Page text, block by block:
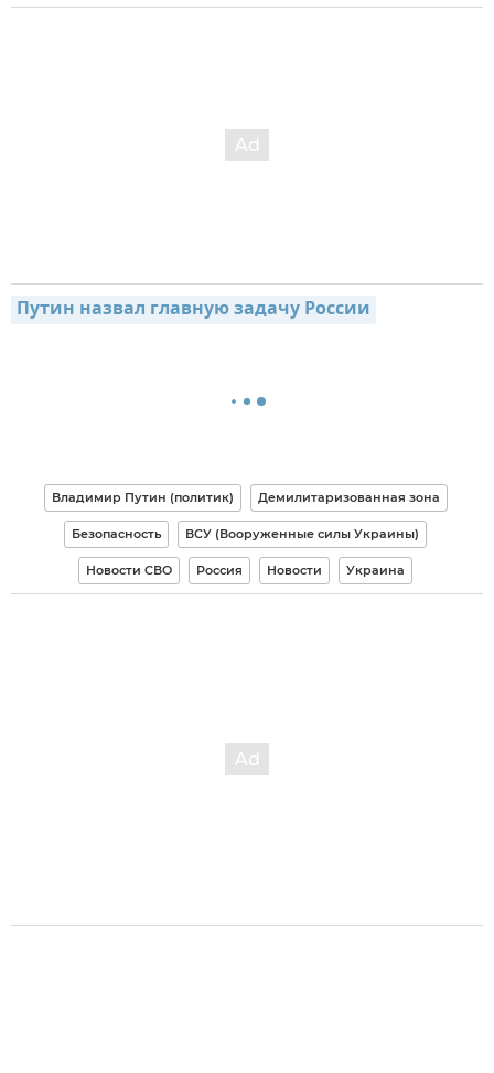
Путин назвал главную задачу России
Владимир Путин (политик) Демилитаризованная зона
Безопасность ВСУ (Вооруженные силы Украины)
Новости СВО Россия Новости Украина